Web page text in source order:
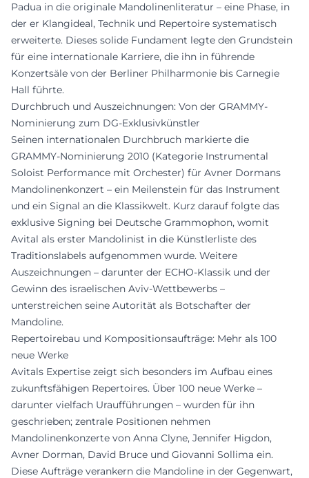
Padua in die originale Mandolinenliteratur – eine Phase, in
der er Klangideal, Technik und Repertoire systematisch
erweiterte. Dieses solide Fundament legte den Grundstein
für eine internationale Karriere, die ihn in führende
Konzertsäle von der Berliner Philharmonie bis Carnegie
Hall führte.
Durchbruch und Auszeichnungen: Von der GRAMMY-
Nominierung zum DG-Exklusivkünstler
Seinen internationalen Durchbruch markierte die
GRAMMY-Nominierung 2010 (Kategorie Instrumental
Soloist Performance mit Orchester) für Avner Dormans
Mandolinenkonzert – ein Meilenstein für das Instrument
und ein Signal an die Klassikwelt. Kurz darauf folgte das
exklusive Signing bei Deutsche Grammophon, womit
Avital als erster Mandolinist in die Künstlerliste des
Traditionslabels aufgenommen wurde. Weitere
Auszeichnungen – darunter der ECHO-Klassik und der
Gewinn des israelischen Aviv-Wettbewerbs –
unterstreichen seine Autorität als Botschafter der
Mandoline.
Repertoirebau und Kompositionsaufträge: Mehr als 100
neue Werke
Avitals Expertise zeigt sich besonders im Aufbau eines
zukunftsfähigen Repertoires. Über 100 neue Werke –
darunter vielfach Uraufführungen – wurden für ihn
geschrieben; zentrale Positionen nehmen
Mandolinenkonzerte von Anna Clyne, Jennifer Higdon,
Avner Dorman, David Bruce und Giovanni Sollima ein.
Diese Aufträge verankern die Mandoline in der Gegenwart,